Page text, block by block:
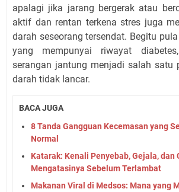
apalagi jika jarang bergerak atau
aktif dan rentan terkena stres juga
darah seseorang tersendat. Begitu
yang mempunyai riwayat
serangan jantung menjadi salah satu
darah tidak lancar.
BACA JUGA
8 Tanda Gangguan Kecemasan yang
Normal
Katarak: Kenali Penyebab, Gejala, dan
Mengatasinya Sebelum Terlambat
Makanan Viral di Medsos: Mana yang